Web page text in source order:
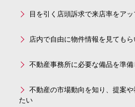
目を引く店頭訴求で来店率をア
店内で自由に物件情報を見ても
不動産事務所に必要な備品を準
不動産の市場動向を知り、提案
たい